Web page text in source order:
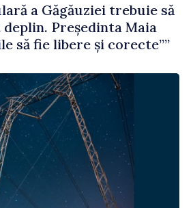
a Găgăuziei trebuie să
Președinta Maia
să fie libere și corecte””